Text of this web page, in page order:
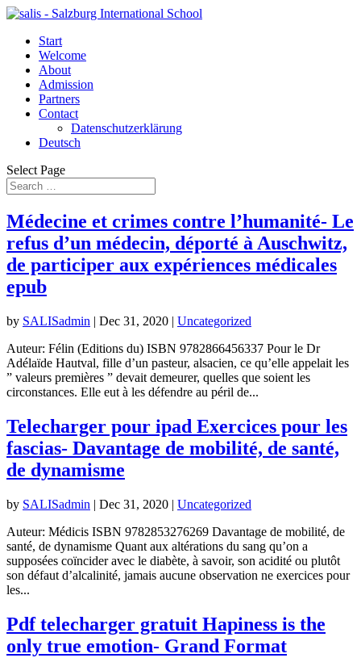
Start
Welcome
About
Admission
Partners
Contact
Datenschutzerklärung
Deutsch
Select Page
Médecine et crimes contre l’humanité- Le
refus d’un médecin, déporté à Auschwitz,
de participer aux expériences médicales
epub
by SALISadmin | Dec 31, 2020 | Uncategorized
Auteur: Félin (Editions du) ISBN 9782866456337 Pour le Dr
Adélaïde Hautval, fille d’un pasteur, alsacien, ce qu’elle appelait les
” valeurs premières ” devait demeurer, quelles que soient les
circonstances. Elle eut à les défendre au péril de...
Telecharger pour ipad Exercices pour les
fascias- Davantage de mobilité, de santé,
de dynamisme
by SALISadmin | Dec 31, 2020 | Uncategorized
Auteur: Médicis ISBN 9782853276269 Davantage de mobilité, de
santé, de dynamisme Quant aux altérations du sang qu’on a
supposées coïncider avec le diabète, à savoir, son acidité ou plutôt
son défaut d’alcalinité, jamais aucune observation ne exercices pour
les...
Pdf telecharger gratuit Hapiness is the
only true emotion- Grand Format